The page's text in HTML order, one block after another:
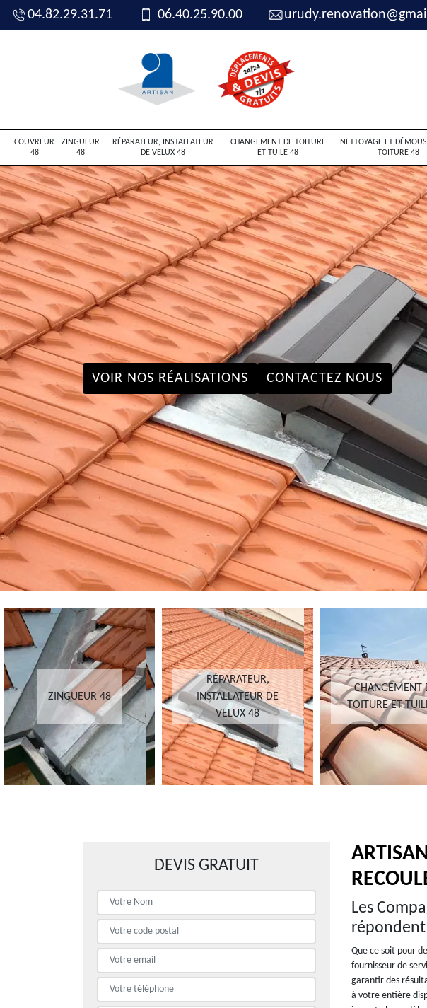
04.82.29.31.71 06.40.25.90.00
COUVREUR
48
ZINGUEUR
48
RÉPARATEUR, INSTALLATEUR
DE VELUX 48
CHANGEMENT DE TOITURE
ET TUILE 48
NETTOYAGE ET
TOITURE 48
VOIR NOS RÉALISATIONS CONTACTEZ NOUS
ZINGUEUR 48
RÉPARATEUR,
INSTALLATEUR DE
VELUX 48
CHANGEMENT
TOITURE ET
DEVIS GRATUIT
Les
répondent
Que ce soit pour
fournisseur de
garantir des
à votre entière